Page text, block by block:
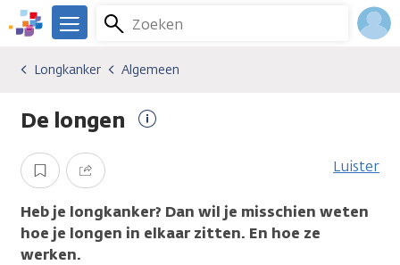
Overslaan
en
gaan
We
er
je.
Zoeken
Menu
Kankersoorten
Longkanker
Algemeen
Longkanker Algemeen
De longen
Opslaan Delen Luister
Heb je longkanker? Dan wil je misschien weten
hoe je longen in elkaar zitten. En hoe ze
werken.